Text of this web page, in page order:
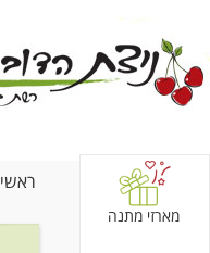
ראשי
מארזי מתנה